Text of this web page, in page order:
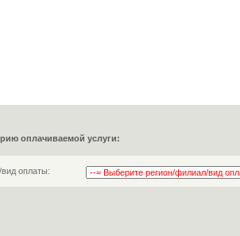
оплачиваемой услуги:
оплаты: